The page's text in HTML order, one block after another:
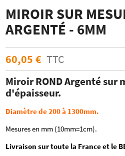
MIROIR SUR
ARGENTÉ - 6MM
60,05 € TTC
Miroir ROND Argenté sur
d'épaisseur.
Diamètre de 200 à 1300mm.
Mesures en mm (10mm=1cm).
Livraison sur toute la France et le